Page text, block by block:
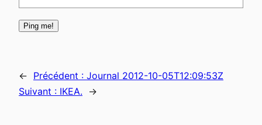
← Précédent : Journal 2012-10-05T12:09:53Z
Suivant : IKEA. →